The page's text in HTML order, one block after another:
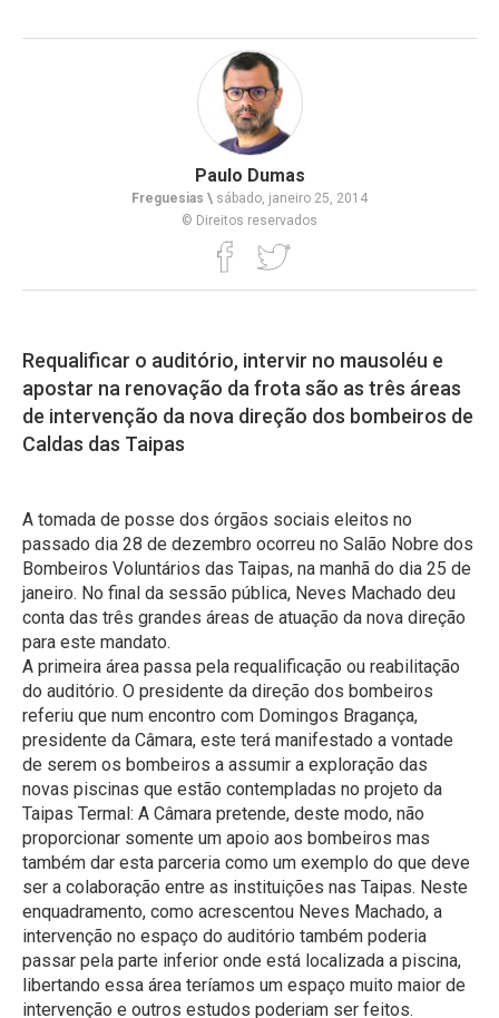
Paulo Dumas
Freguesias \ sábado, janeiro 25, 2014
© Direitos reservados
Requalificar o auditório, intervir no mausoléu e
apostar na renovação da frota são as três áreas
de intervenção da nova direção dos bombeiros de
Caldas das Taipas
A tomada de posse dos órgãos sociais eleitos no
passado dia 28 de dezembro ocorreu no Salão Nobre dos
Bombeiros Voluntários das Taipas, na manhã do dia 25 de
janeiro. No final da sessão pública, Neves Machado deu
conta das três grandes áreas de atuação da nova direção
para este mandato.
A primeira área passa pela requalificação ou reabilitação
do auditório. O presidente da direção dos bombeiros
referiu que num encontro com Domingos Bragança,
presidente da Câmara, este terá manifestado a vontade
de serem os bombeiros a assumir a exploração das
novas piscinas que estão contempladas no projeto da
Taipas Termal: A Câmara pretende, deste modo, não
proporcionar somente um apoio aos bombeiros mas
também dar esta parceria como um exemplo do que deve
ser a colaboração entre as instituições nas Taipas. Neste
enquadramento, como acrescentou Neves Machado, a
intervenção no espaço do auditório também poderia
passar pela parte inferior onde está localizada a piscina,
libertando essa área teríamos um espaço muito maior de
intervenção e outros estudos poderiam ser feitos.